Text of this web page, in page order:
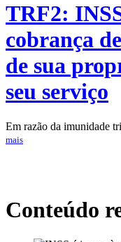
TRF2:
cobrança
de sua
seu serviço
Em razão da imunidade
mais
Conteúdo